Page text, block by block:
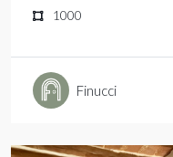
1000
Finucci